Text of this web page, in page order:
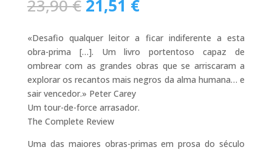
23,90€ O
preço
original
era:
23,90 €.
21,51 €O
preço
atual
é:
21,51 €.
«Desafio qualquer leitor a ficar indiferente a esta
obra-prima […]. Um livro portentoso capaz de
ombrear com as grandes obras que se arriscaram a
explorar os recantos mais negros da alma humana… e
sair vencedor.» Peter Carey
Um tour-de-force arrasador.
The Complete Review
Uma das maiores obras-primas em prosa do século